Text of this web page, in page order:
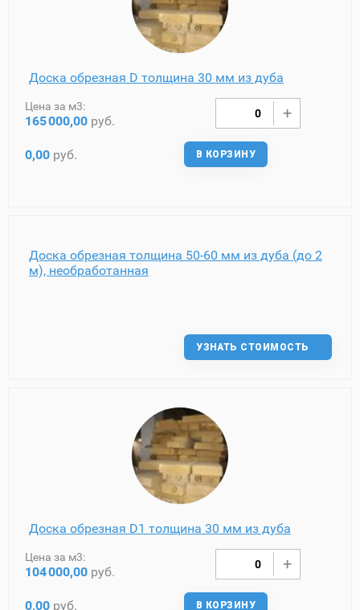
Доска обрезная D толщина 30 мм из дуба
Цена за м3:
165000,00 руб.
0,00 руб. В КОРЗИНУ
Доска обрезная толщина 50-60 мм из дуба (до 2
м), необработанная
УЗНАТЬ СТОИМОСТЬ
Доска обрезная D1 толщина 30 мм из дуба
Цена за м3:
104000,00 руб.
0,00 руб. В КОРЗИНУ